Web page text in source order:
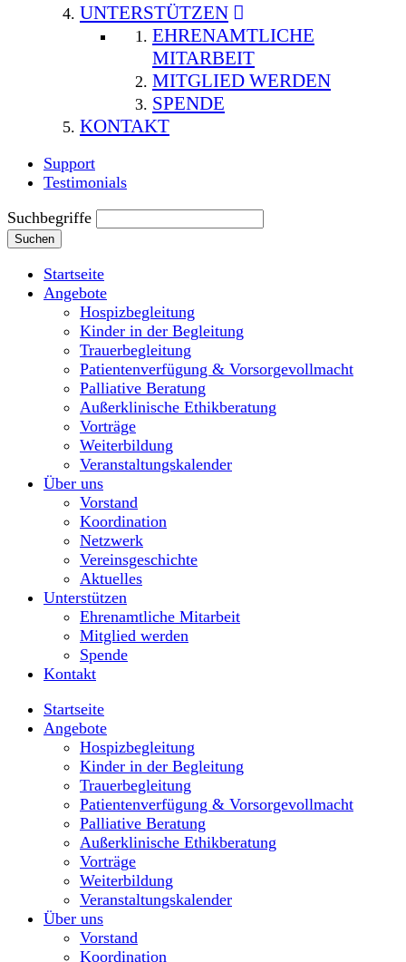
UNTERSTÜTZEN
EHRENAMTLICHE
MITARBEIT
MITGLIED WERDEN
SPENDE
KONTAKT
Support
Testimonials
Suchbegriffe
Suchen
Startseite
Angebote
Hospizbegleitung
Kinder in der Begleitung
Trauerbegleitung
Patientenverfügung & Vorsorgevollmacht
Palliative Beratung
Außerklinische Ethikberatung
Vorträge
Weiterbildung
Veranstaltungskalender
Über uns
Vorstand
Koordination
Netzwerk
Vereinsgeschichte
Aktuelles
Unterstützen
Ehrenamtliche Mitarbeit
Mitglied werden
Spende
Kontakt
Startseite
Angebote
Hospizbegleitung
Kinder in der Begleitung
Trauerbegleitung
Patientenverfügung & Vorsorgevollmacht
Palliative Beratung
Außerklinische Ethikberatung
Vorträge
Weiterbildung
Veranstaltungskalender
Über uns
Vorstand
Koordination